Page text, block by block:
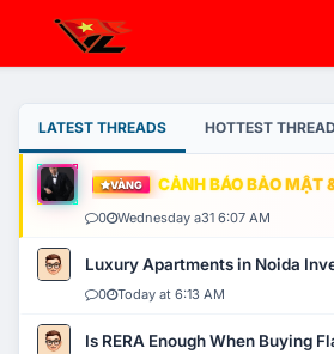
LATEST THREADS HOTTEST
VÀNG CẢNH BÁO BẢO MẬT
0 Wednesday a31 6:07 AM
Luxury Apartments in Noida
0 Today at 6:13 AM
Is RERA Enough When Buying